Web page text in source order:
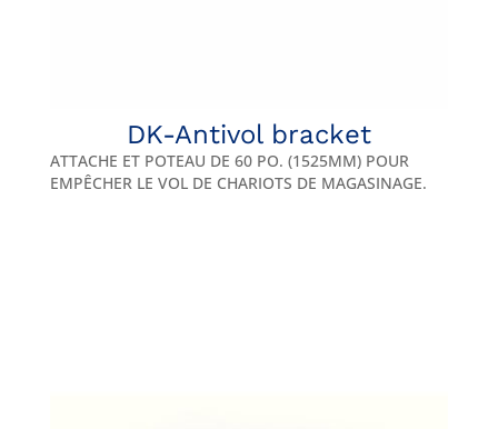
DK-Antivol bracket
ATTACHE ET POTEAU DE 60 PO. (1525MM) POUR
EMPÊCHER LE VOL DE CHARIOTS DE MAGASINAGE.